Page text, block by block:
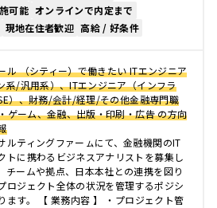
可能 オンラインで内定まで
現地在住者歓迎 高給 / 好条件
ル （シティー）で働きたい ITエンジニア
系/汎用系）、ITエンジニア（インフラ
）、財務/会計/経理/その他金融専門職
ゲーム、金融、出版・印刷・広告 の方向
ルティングファーㇺにて、金融機関のIT
トに携わるビジネスアナリストを募集し
チームや拠点、日本本社との連携を図り
ロジェクト全体の状況を管理するポジシ
ます。 【 業務内容 】 ・プロジェクト管